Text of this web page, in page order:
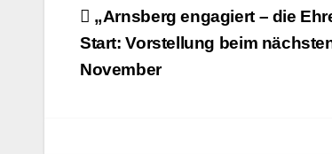
„Arnsberg engagiert – die
Start: Vorstellung beim
November